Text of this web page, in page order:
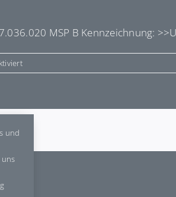
MSP B Kennzeichnung:
für
E7036003
und